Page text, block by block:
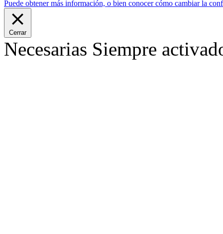
Puede obtener más información, o bien conocer cómo cambiar la
Cerrar
Necesarias Siempre